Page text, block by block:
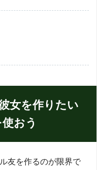
女を作りたい
おう
友を作るのが限界で